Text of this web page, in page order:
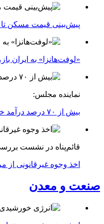
پیش‌بینی قیمت مسکن تا
«لوفت‌هانزا» به ایران
نماینده مجلس:
بیش از ۷۰ درصد درآمد خانوار صرف اجاره خانه می‌شود
قائم‌پناه در نشست
اخذ وجوه غیرقانونی
صنعت و معدن